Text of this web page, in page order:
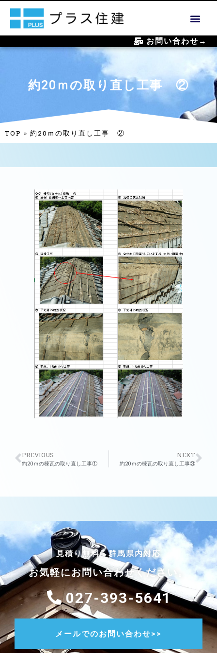
お問い合わせ→
約20ｍの取り直し工事 ②
TOP » 約20ｍの取り直し工事 ②
PREVIOUS
約20ｍの棟瓦の取り直し工事①
NEXT
約20ｍの棟瓦の取り直し工事③
見積り無料・群馬県内対応
お気軽にお問い合わせください。
027-393-5641
メールでのお問い合わせ>>